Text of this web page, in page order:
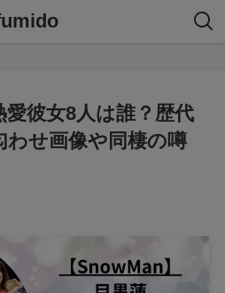
愛彼女8人は誰？歴代
わせ画像や同棲の噂